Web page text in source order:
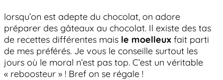
lorsqu’on est adepte du chocolat, on adore
préparer des gâteaux au chocolat. Il existe des tas
de recettes différentes mais le moelleux fait parti
de mes préférés. Je vous le conseille surtout les
jours où le moral n’est pas top. C’est un véritable
« reboosteur » ! Bref on se régale !